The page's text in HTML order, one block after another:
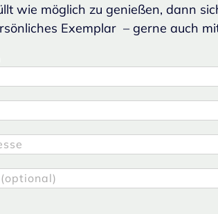
wie möglich zu genießen, dann
Exemplar – gerne auch